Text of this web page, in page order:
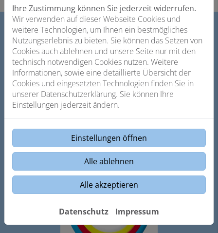
Footer - Kontaktdaten und Öffnungszeiten
Kontakt
aquArt GmbH
Breitwedig 33
91301 Forchheim
Telefonisch erreichbar unter:
09191 70 38 31
Ihre Zustimmung können Sie jederzeit widerrufen.
Wir verwenden auf dieser Webseite Cookies und
weitere Technologien, um Ihnen ein bestmögliches
Nutzungserlebnis zu bieten. Sie können das Setzen von
Cookies auch ablehnen und unsere Seite nur mit den
technisch notwendigen Cookies nutzen. Weitere
Informationen, sowie eine detaillierte Übersicht der
Cookies und eingesetzten Technologien finden Sie in
unserer Datenschutzerklärung. Sie können Ihre
Einstellungen jederzeit ändern.
Einstellungen öffnen
Alle ablehnen
Alle akzeptieren
Datenschutz Impressum